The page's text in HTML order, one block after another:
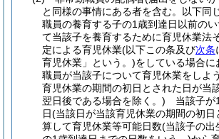
と同様の事情にある者を含む。以下同
職員の養育する子の1歳到達日以前の
て当該子を養育するために育児休業法
定による育児休業(以下この条及び次条
育児休業」という。)をしている場合に
職員が当該子について育児休業をしよ
育児休業の期間の初日とされた日が当
翌日後である場合を除く。) 当該子が
日(当該日が当該育児休業の期間の初日
算して育児休業等可能日数(当該子の出